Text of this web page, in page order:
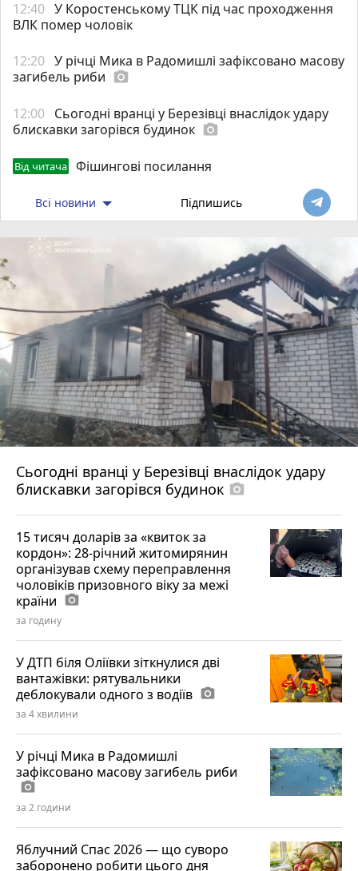
12:40 У Коростенському ТЦК під час проходження
ВЛК помер чоловік
12:20 У річці Мика в Радомишлі зафіксовано масову
загибель риби photo_camera
12:00 Сьогодні вранці у Березівці внаслідок удару
блискавки загорівся будинок photo_camera
Від читача Фішингові посилання
Всі новини Підпишись
Сьогодні вранці у Березівці внаслідок удару
блискавки загорівся будинок photo_camera
15 тисяч доларів за «квиток за
кордон»: 28-річний житомирянин
організував схему переправлення
чоловіків призовного віку за межі
країни photo_camera
за годину
У ДТП біля Оліївки зіткнулися дві
вантажівки: рятувальники
деблокували одного з водіїв photo_camera
за 4 хвилини
У річці Мика в Радомишлі
зафіксовано масову загибель риби
photo_camera
за 2 години
Яблучний Спас 2026 — що суворо
заборонено робити цього дня